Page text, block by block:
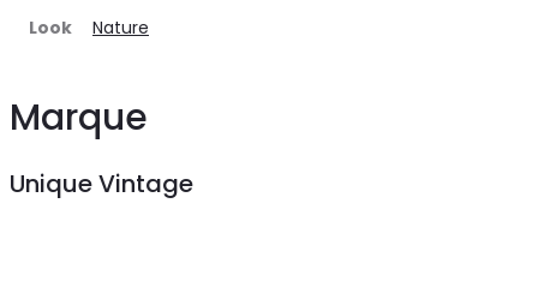
Look Nature
Marque
Unique Vintage